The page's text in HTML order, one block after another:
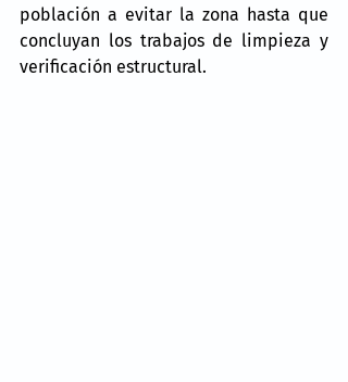
población a evitar la zona hasta que
concluyan los trabajos de limpieza y
verificación estructural.